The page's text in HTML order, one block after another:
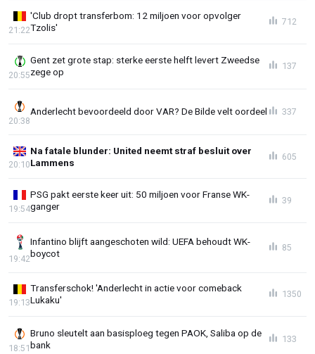
'Club dropt transferbom: 12 miljoen voor opvolger
Tzolis'
21:22
712
Gent zet grote stap: sterke eerste helft levert Zweedse
zege op
20:55
137
Anderlecht bevoordeeld door VAR? De Bilde velt oordeel
20:38
337
Na fatale blunder: United neemt straf besluit over
Lammens
20:10
605
PSG pakt eerste keer uit: 50 miljoen voor Franse WK-
ganger
19:54
39
Infantino blijft aangeschoten wild: UEFA behoudt WK-
boycot
19:42
85
Transferschok! 'Anderlecht in actie voor comeback
Lukaku'
19:13
1350
Bruno sleutelt aan basisploeg tegen PAOK, Saliba op de
bank
18:51
133